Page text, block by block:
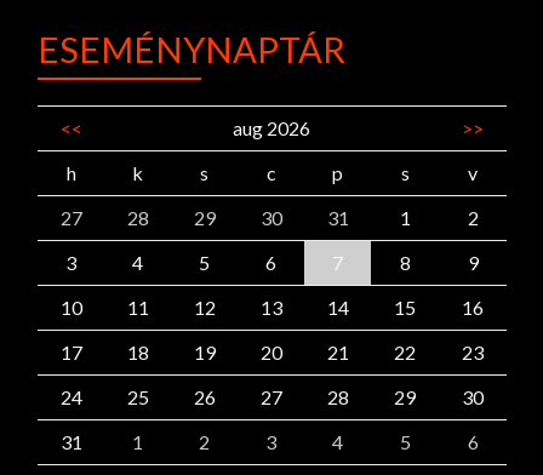
ESEMÉNYNAPTÁR
<< aug 2026
>>
h
k s c p s
v
27
28 29 30 31 1
2
3
4 5 6 7 8
9
10
11 12 13 14 15
16
17
18 19 20 21 22
23
24
25 26 27 28 29
30
31
1 2 3 4 5 6